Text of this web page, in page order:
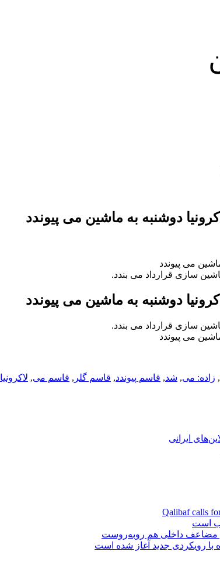
دوشنبه به ماشین می پیوندد
می پیوندد
سازی قرارداد می بندد.
دوشنبه به ماشین می پیوندد
سازی قرارداد می بندد.
می پیوندد
, زاده: می, شد, قاسم پیوندد, قاسم گلر , قاسم می, لاکرونیا
ایرانی
Qalibaf calls
مضاعف داخلی هم روبه‌روست
با رویکردی جدید آغاز شده است